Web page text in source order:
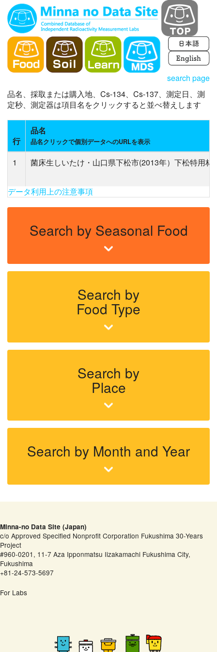
search page
品名、採取または購入地、Cs-134、Cs-137、測定日、測
定秒、測定器は項目名をクリックすると並べ替えします
行
品名
品名クリックで個別データへのURLを表示
1 菌床生しいたけ・山口県下松市(2013年）下松特用林
データ利用上の注意事項
Search by Seasonal Food
Search by
Food Type
Search by
Place
Search by Month and Year
Minna-no Data Site (Japan)
c/o Approved Specified Nonprofit Corporation Fukushima 30-Years
Project
#960-0201, 11-7 Aza Ipponmatsu Iizakamachi Fukushima City,
Fukushima
+81-24-573-5697
For Labs